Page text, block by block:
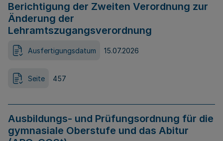
Berichtigung der Zweiten Verordnung zur
Änderung der
Lehramtszugangsverordnung
Ausfertigungsdatum 15.07.2026
Seite 457
Ausbildungs- und Prüfungsordnung für die
gymnasiale Oberstufe und das Abitur